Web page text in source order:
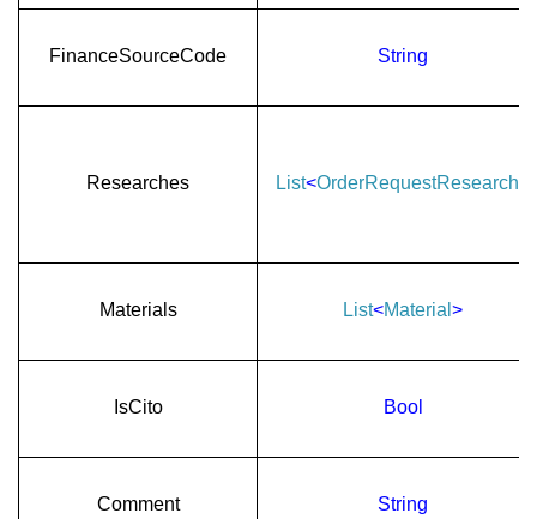
FinanceSourceCode String
Researches List<OrderRequestResearch
Materials List<Material >
IsCito Bool
Comment String